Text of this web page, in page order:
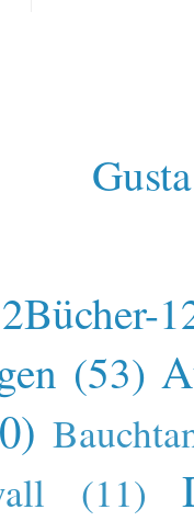
(53)
(11)